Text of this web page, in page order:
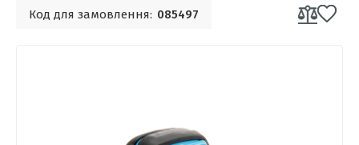
Код для замовлення: 085497